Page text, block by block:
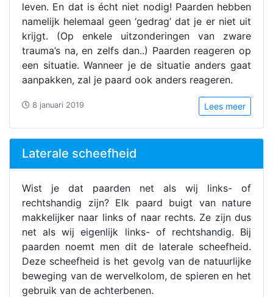
leven. En dat is écht niet nodig! Paarden hebben
namelijk helemaal geen ‘gedrag’ dat je er niet uit
krijgt. (Op enkele uitzonderingen van zware
trauma’s na, en zelfs dan..) Paarden reageren op
een situatie. Wanneer je de situatie anders gaat
aanpakken, zal je paard ook anders reageren.
Lees meer
8 januari 2019
Laterale scheefheid
Wist je dat paarden net als wij links- of
rechtshandig zijn? Elk paard buigt van nature
makkelijker naar links of naar rechts. Ze zijn dus
net als wij eigenlijk links- of rechtshandig. Bij
paarden noemt men dit de laterale scheefheid.
Deze scheefheid is het gevolg van de natuurlijke
beweging van de wervelkolom, de spieren en het
gebruik van de achterbenen.